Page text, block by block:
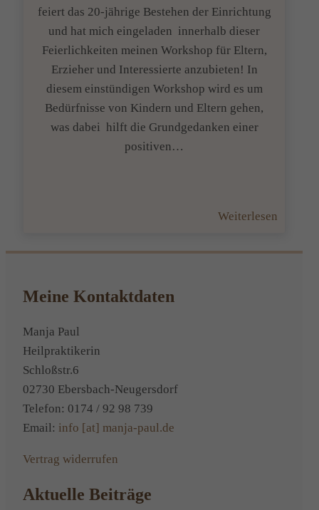
feiert das 20-jährige Bestehen der Einrichtung
und hat mich eingeladen innerhalb dieser
Feierlichkeiten meinen Workshop für Eltern,
Erzieher und Interessierte anzubieten! In
diesem einstündigen Workshop wird es um
Bedürfnisse von Kindern und Eltern gehen,
was dabei hilft die Grundgedanken einer
positiven…
Weiterlesen
Kinder
Meine Kontaktdaten
Manja Paul
Heilpraktikerin
Schloßstr.6
02730 Ebersbach-Neugersdorf
Telefon: 0174 / 92 98 739
Email: info [at] manja-paul.de
Vertrag widerrufen
Aktuelle Beiträge